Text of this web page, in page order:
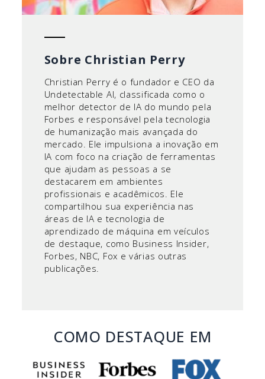
Sobre Christian Perry
Christian Perry é o fundador e CEO da
Undetectable AI, classificada como o
melhor detector de IA do mundo pela
Forbes e responsável pela tecnologia
de humanização mais avançada do
mercado. Ele impulsiona a inovação em
IA com foco na criação de ferramentas
que ajudam as pessoas a se
destacarem em ambientes
profissionais e acadêmicos. Ele
compartilhou sua experiência nas
áreas de IA e tecnologia de
aprendizado de máquina em veículos
de destaque, como Business Insider,
Forbes, NBC, Fox e várias outras
publicações.
COMO DESTAQUE EM